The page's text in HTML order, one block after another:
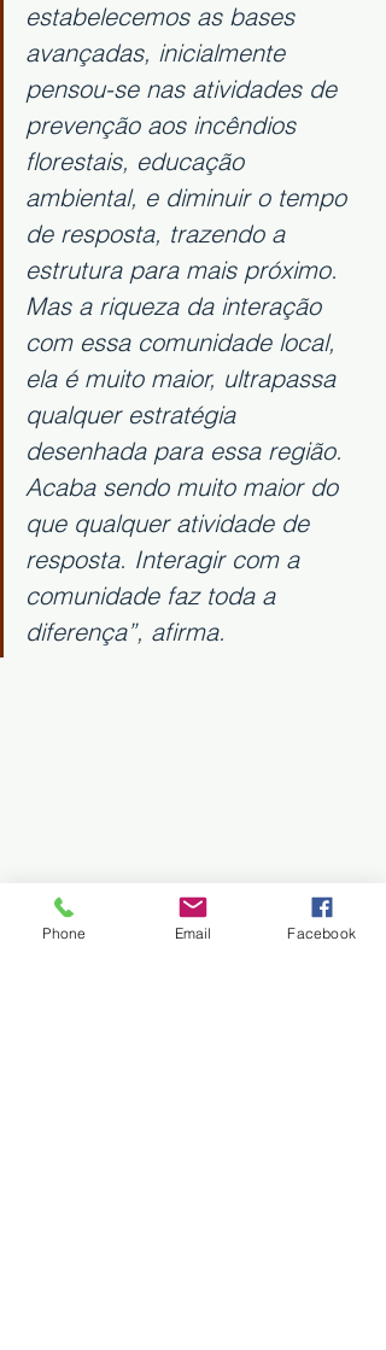
estabelecemos as bases
avançadas, inicialmente
pensou-se nas atividades de
prevenção aos incêndios
florestais, educação
ambiental, e diminuir o tempo
de resposta, trazendo a
estrutura para mais próximo.
Mas a riqueza da interação
com essa comunidade local,
ela é muito maior, ultrapassa
qualquer estratégia
desenhada para essa região.
Acaba sendo muito maior do
que qualquer atividade de
resposta. Interagir com a
comunidade faz toda a
diferença”, afirma.
Phone Email Facebook